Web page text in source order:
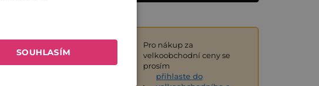
Pro nákup za
velkoobchodní ceny se
prosím
přihlaste do
SOUHLASÍM